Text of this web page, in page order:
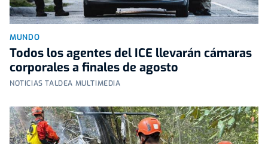
MUNDO
Todos los agentes del ICE llevarán cámaras
corporales a finales de agosto
NOTICIAS TALDEA MULTIMEDIA